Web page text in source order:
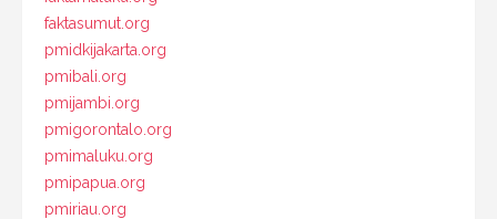
faktasumut.org
pmidkijakarta.org
pmibali.org
pmijambi.org
pmigorontalo.org
pmimaluku.org
pmipapua.org
pmiriau.org